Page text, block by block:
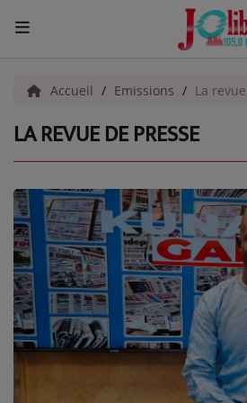
ACCUEIL
Pour Vous
EMISSIONS
EQUIPES
EVÈNEMENTS
Musique
Accueil Emissions La
LA REVUE DE PRESSE